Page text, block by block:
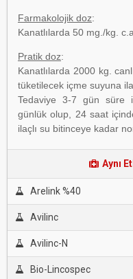
Farmakolojik doz:
Kanatlılarda 50 mg./kg.
Pratik doz:
Kanatlılarda 2000 kg.
tüketilecek içme suyuna
Tedaviye 3-7 gün süre
günlük olup, 24 saat
ilaçlı su bitinceye kadar
Aynı
Arelink %40
Avilinc
Avilinc-N
Bio-Lincospec